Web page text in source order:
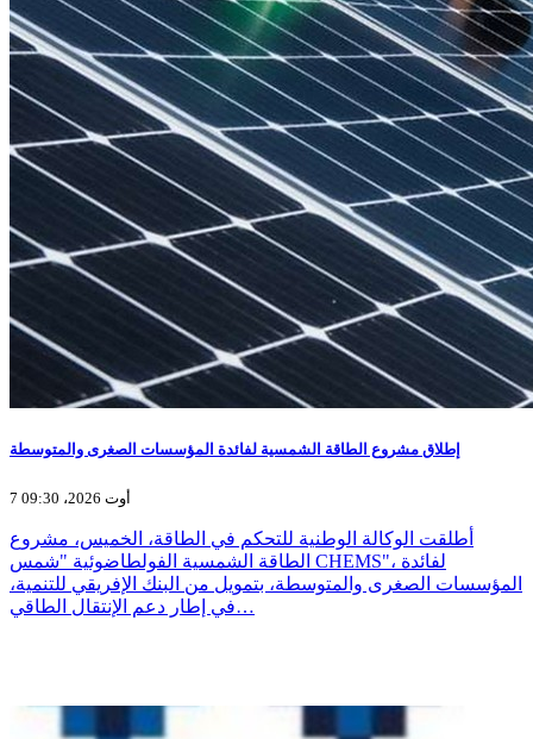
إطلاق مشروع الطاقة الشمسية لفائدة المؤسسات الصغرى والمتوسطة
7 أوت 2026، 09:30
أطلقت الوكالة الوطنية للتحكم في الطاقة، الخميس، مشروع
الطاقة الشمسية الفولطاضوئية "شمس CHEMS"، لفائدة
المؤسسات الصغرى والمتوسطة، بتمويل من البنك الإفريقي للتنمية،
في إطار دعم الإنتقال الطاقي…